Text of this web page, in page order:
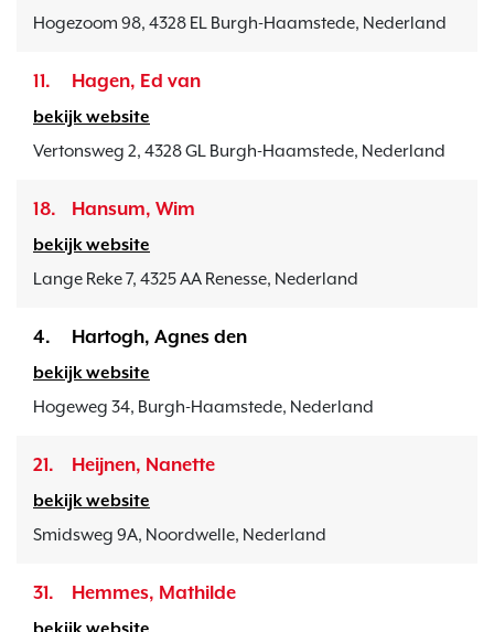
Hogezoom 98, 4328 EL Burgh-Haamstede, Nederland
11. Hagen, Ed van
bekijk website
Vertonsweg 2, 4328 GL Burgh-Haamstede, Nederland
18. Hansum, Wim
bekijk website
Lange Reke 7, 4325 AA Renesse, Nederland
4. Hartogh, Agnes den
bekijk website
Hogeweg 34, Burgh-Haamstede, Nederland
21. Heijnen, Nanette
bekijk website
Smidsweg 9A, Noordwelle, Nederland
31. Hemmes, Mathilde